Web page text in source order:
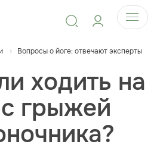
Вопросы о йоге: отвечают эксперты
ходить на
грыжей